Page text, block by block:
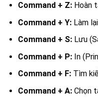
Command + Z:Hoàn
Command + Y:Làm
Command + S:Lưu
Command + P:In
Command + F:Tìm
Command + A:Chọn